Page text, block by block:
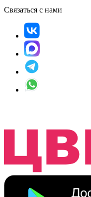
Связаться с нами